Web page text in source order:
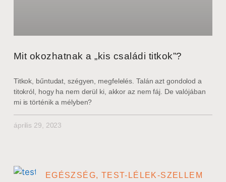
Mit okozhatnak a „kis családi titkok”?
Titkok, bűntudat, szégyen, megfelelés. Talán azt gondolod a
titokról, hogy ha nem derül ki, akkor az nem fáj. De valójában
mi is történik a mélyben?
április 29, 2023
EGÉSZSÉG, TEST-LÉLEK-SZELLEM